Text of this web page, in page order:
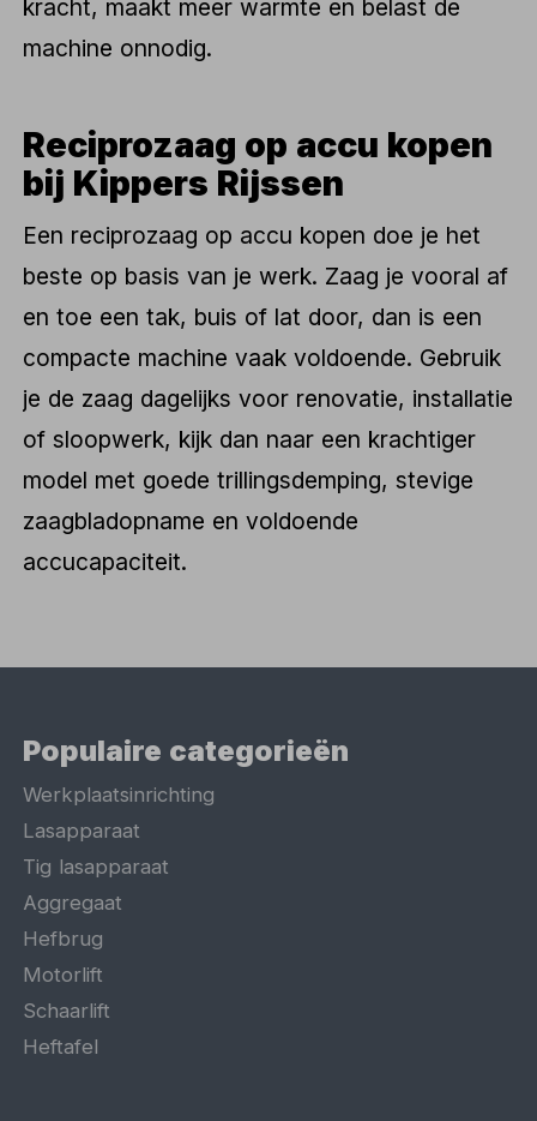
kracht, maakt meer warmte en belast de
machine onnodig.
Reciprozaag op accu kopen
bij Kippers Rijssen
Een reciprozaag op accu kopen doe je het
beste op basis van je werk. Zaag je vooral af
en toe een tak, buis of lat door, dan is een
compacte machine vaak voldoende. Gebruik
je de zaag dagelijks voor renovatie, installatie
of sloopwerk, kijk dan naar een krachtiger
model met goede trillingsdemping, stevige
zaagbladopname en voldoende
accucapaciteit.
Populaire categorieën
Werkplaatsinrichting
Lasapparaat
Tig lasapparaat
Aggregaat
Hefbrug
Motorlift
Schaarlift
Heftafel